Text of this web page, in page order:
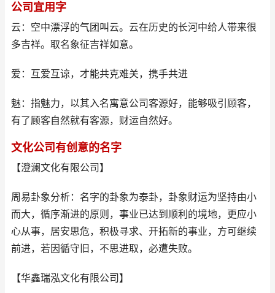
公司宜用字
云：空中漂浮的气团叫云。云在历史的长河中给人带来很
多吉祥。取名象征吉祥如意。
爱：互爱互谅，才能共克难关，携手共进
魅：指魅力，以其入名寓意公司客源好，能够吸引顾客，
有了顾客自然就有客源，财运自然好。
文化公司有创意的名字
【澄澜文化有限公司】
周易卦象分析：名字的卦象为泰卦，卦象财运为坚持由小
而大，循序渐进的原则，事业已达到顺利的境地，更应小
心从事，居安思危，积极寻求、开拓新的事业，方可继续
前进，若因循守旧，不思进取，必遭失败。
【华鑫瑞泓文化有限公司】